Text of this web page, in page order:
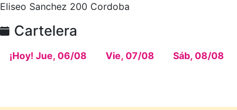
Eliseo Sanchez 200 Cordoba
Cartelera
¡Hoy! Jue, 06/08 Vie, 07/08 Sáb, 08/08